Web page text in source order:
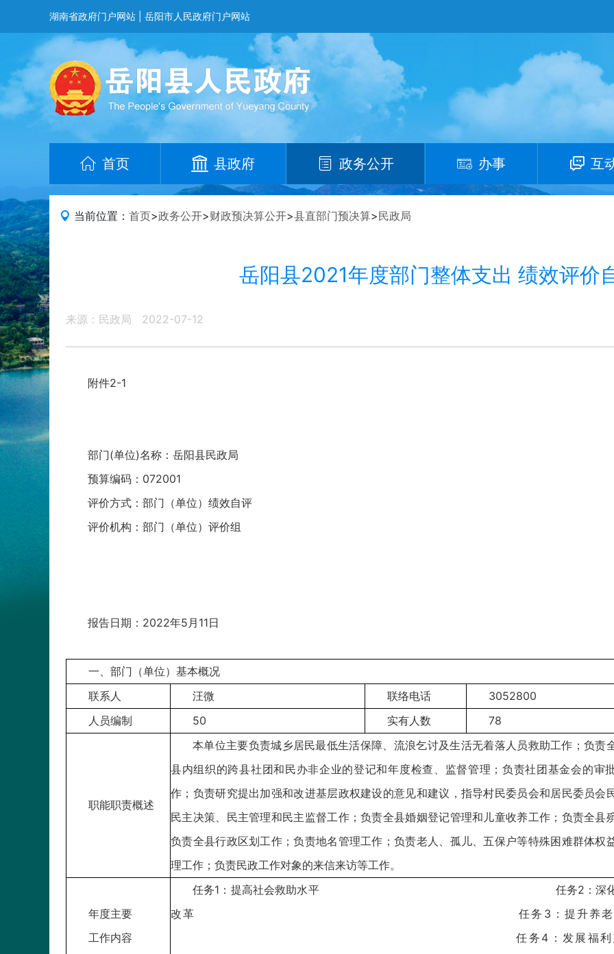
湖南省政府门户网站 岳阳市人民政府门户网站
首页 县政府 政务公开 办事 互
当前位置： 首页>政务公开>财政预决算公开>县直部门预决算>民政局
岳阳县2021年度部门整体支出 绩效评价
来源：民政局 2022-07-12
附件2-1
部门(单位)名称：岳阳县民政局
预算编码：072001
评价方式：部门（单位）绩效自评
评价机构：部门（单位）评价组
报告日期：2022年5月11日
一、部门（单位）基本概况
联系人
汪微 联络电话
3052800
人员编制
50 实有人数 78
职能职责概述
本单位主要负责城乡居民最低生活保障、流浪乞讨及生活无着落人员救助工作；负责
县内组织的跨县社团和民办非企业的登记和年度检查、监督管理；负责社团基金会的审
作；负责研究提出加强和改进基层政权建设的意见和建议，指导村民委员会和居民委员会
民主决策、民主管理和民主监督工作；负责全县婚姻登记管理和儿童收养工作；负责全县
负责全县行政区划工作；负责地名管理工作；负责老人、孤儿、五保户等特殊困难群体权
理工作；负责民政工作对象的来信来访等工作。
年度主要
工作内容
任务1：提高社会救助水平 任务2：深化殡
改革 任务3：提升养老服务
任务4：发展福利慈善